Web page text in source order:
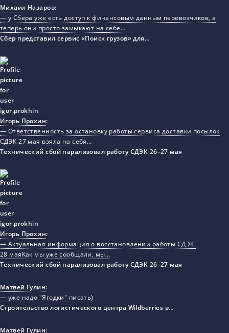
Михаил Назаров:
— у Сбера уже есть доступ к финансовым данным перевозчиков, а
теперь они просто замыкают на себе…
Сбер представил сервис «Поиск грузов» для…
Игорь Прохин:
— Ответственность за остановку работы сервиса доставки посылок
СДЭК 27 мая взяла на себя…
Технический сбой парализовал работу СДЭК 26–27 мая
Игорь Прохин:
— Актуальная информация о восстановлении работы СДЭК.
28 маяКак мы уже сообщали, мы…
Технический сбой парализовал работу СДЭК 26–27 мая
Матвей Гулин:
— уже надо "Ягодки" писать)
Строительство логистического центра Wildberries в…
Матвей Гулин: